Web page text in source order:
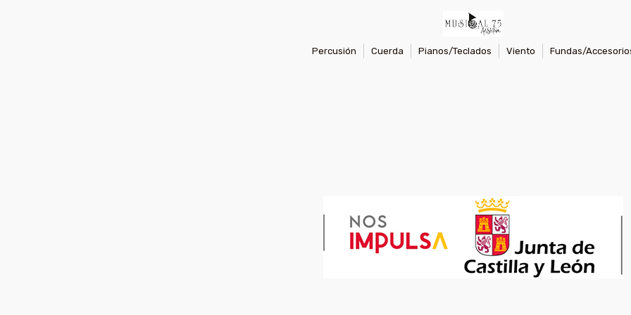
Percusión Cuerda Pianos/Teclados Viento Fundas/